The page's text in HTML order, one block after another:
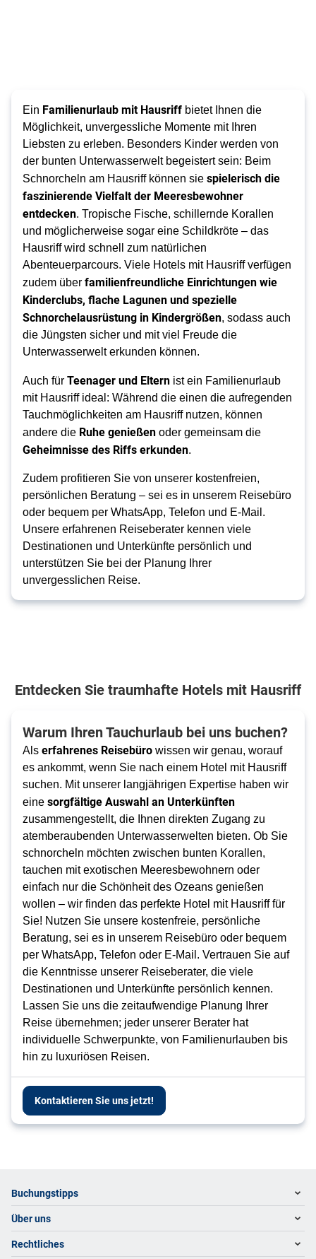
Ein Familienurlaub mit Hausriff bietet Ihnen die
Möglichkeit, unvergessliche Momente mit Ihren
Liebsten zu erleben. Besonders Kinder werden von
der bunten Unterwasserwelt begeistert sein: Beim
Schnorcheln am Hausriff können sie spielerisch die
faszinierende Vielfalt der Meeresbewohner
entdecken. Tropische Fische, schillernde Korallen
und möglicherweise sogar eine Schildkröte – das
Hausriff wird schnell zum natürlichen
Abenteuerparcours. Viele Hotels mit Hausriff verfügen
zudem über familienfreundliche Einrichtungen wie
Kinderclubs, flache Lagunen und spezielle
Schnorchelausrüstung in Kindergrößen, sodass auch
die Jüngsten sicher und mit viel Freude die
Unterwasserwelt erkunden können.
Auch für Teenager und Eltern ist ein Familienurlaub
mit Hausriff ideal: Während die einen die aufregenden
Tauchmöglichkeiten am Hausriff nutzen, können
andere die Ruhe genießen oder gemeinsam die
Geheimnisse des Riffs erkunden.
Zudem profitieren Sie von unserer kostenfreien,
persönlichen Beratung – sei es in unserem Reisebüro
oder bequem per WhatsApp, Telefon und E-Mail.
Unsere erfahrenen Reiseberater kennen viele
Destinationen und Unterkünfte persönlich und
unterstützen Sie bei der Planung Ihrer
unvergesslichen Reise.
Entdecken Sie traumhafte Hotels mit Hausriff
Warum Ihren Tauchurlaub bei uns buchen?
Als erfahrenes Reisebüro wissen wir genau, worauf
es ankommt, wenn Sie nach einem Hotel mit Hausriff
suchen. Mit unserer langjährigen Expertise haben wir
eine sorgfältige Auswahl an Unterkünften
zusammengestellt, die Ihnen direkten Zugang zu
atemberaubenden Unterwasserwelten bieten. Ob Sie
schnorcheln möchten zwischen bunten Korallen,
tauchen mit exotischen Meeresbewohnern oder
einfach nur die Schönheit des Ozeans genießen
wollen – wir finden das perfekte Hotel mit Hausriff für
Sie! Nutzen Sie unsere kostenfreie, persönliche
Beratung, sei es in unserem Reisebüro oder bequem
per WhatsApp, Telefon oder E-Mail. Vertrauen Sie auf
die Kenntnisse unserer Reiseberater, die viele
Destinationen und Unterkünfte persönlich kennen.
Lassen Sie uns die zeitaufwendige Planung Ihrer
Reise übernehmen; jeder unserer Berater hat
individuelle Schwerpunkte, von Familienurlauben bis
hin zu luxuriösen Reisen.
Kontaktieren Sie uns jetzt!
Footer navigation
Buchungstipps
Warum im Reisebüro buchen
Hoteltipps
Über uns
Kontakt
Rechtliches